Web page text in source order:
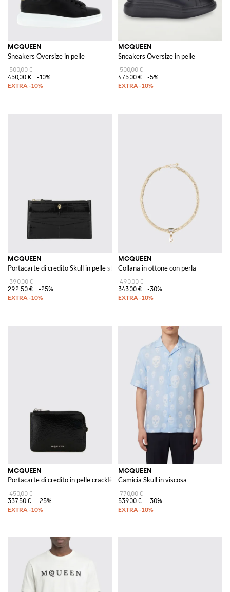
MCQUEEN
Sneakers Oversize in pelle
500,00 €
450,00 €
-10%
MCQUEEN
Sneakers Oversize in pelle
500,00 €
475,00 €
-5%
MCQUEEN
Portacarte di credito Skull in pelle stampa cocco
390,00 €
292,50 €
-25%
MCQUEEN
Collana in ottone con perla
490,00 €
343,00 €
-30%
MCQUEEN
Portacarte di credito in pelle cracklè
450,00 €
337,50 €
-25%
MCQUEEN
Camicia Skull in viscosa
770,00 €
539,00 €
-30%